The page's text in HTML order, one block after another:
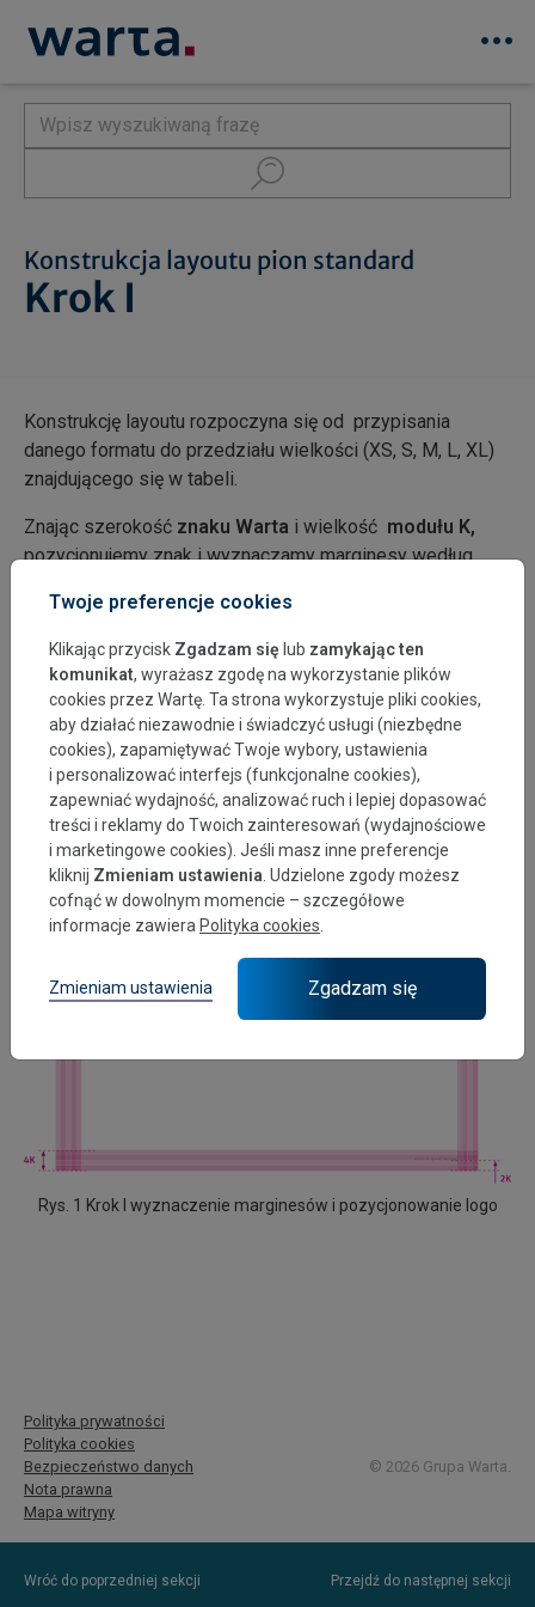
Konstrukcja layoutu pion standard
Krok I
Konstrukcję layoutu rozpoczyna się od przypisania
danego formatu do przedziału wielkości (XS, S, M, L, XL)
znajdującego się w tabeli.
Znając szerokość znaku Warta i wielkość modułu K,
pozycjonujemy znak i wyznaczamy marginesy według
Wielkość marginesów nie jest stała i przypisana została
do konkretnych proporcji witryny (opis na stronie
Konstrukcja marginesy).
Rys. 1 Krok I wyznaczenie marginesów i pozycjonowanie logo
© 2026 Grupa Warta.
Polityka prywatności
Polityka cookies
Bezpieczeństwo danych
Nota prawna
Mapa witryny
Wróć do poprzedniej sekcji Przejdź do następnej sekcji
Twoje preferencje cookies
Klikając przycisk Zgadzam się lub zamykając ten
komunikat, wyrażasz zgodę na wykorzystanie plików
cookies przez Wartę. Ta strona wykorzystuje pliki cookies,
aby działać niezawodnie i świadczyć usługi (niezbędne
cookies), zapamiętywać Twoje wybory, ustawienia
i personalizować interfejs (funkcjonalne cookies),
zapewniać wydajność, analizować ruch i lepiej dopasować
treści i reklamy do Twoich zainteresowań (wydajnościowe
i marketingowe cookies). Jeśli masz inne preferencje
kliknij Zmieniam ustawienia. Udzielone zgody możesz
cofnąć w dowolnym momencie – szczegółowe
informacje zawiera Polityka cookies.
Zmieniam ustawienia Zgadzam się